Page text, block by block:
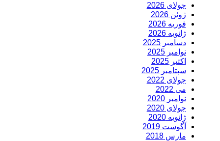
جولای 2026
ژوئن 2026
فوریه 2026
ژانویه 2026
دسامبر 2025
نوامبر 2025
اکتبر 2025
سپتامبر 2025
جولای 2022
می 2022
نوامبر 2020
جولای 2020
ژانویه 2020
آگوست 2019
مارس 2018